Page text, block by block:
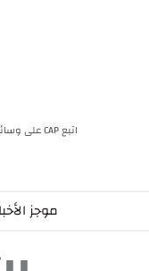
اتبع CAP على وسائل التواصل الاجتماعي
موجز